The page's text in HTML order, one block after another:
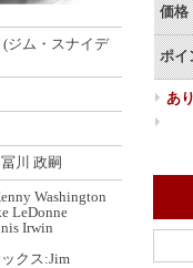
(ジム・スナイデ
川 政嗣
Washington
LeDonne
Irwin
クス:Jim
価格
ポイ
あり